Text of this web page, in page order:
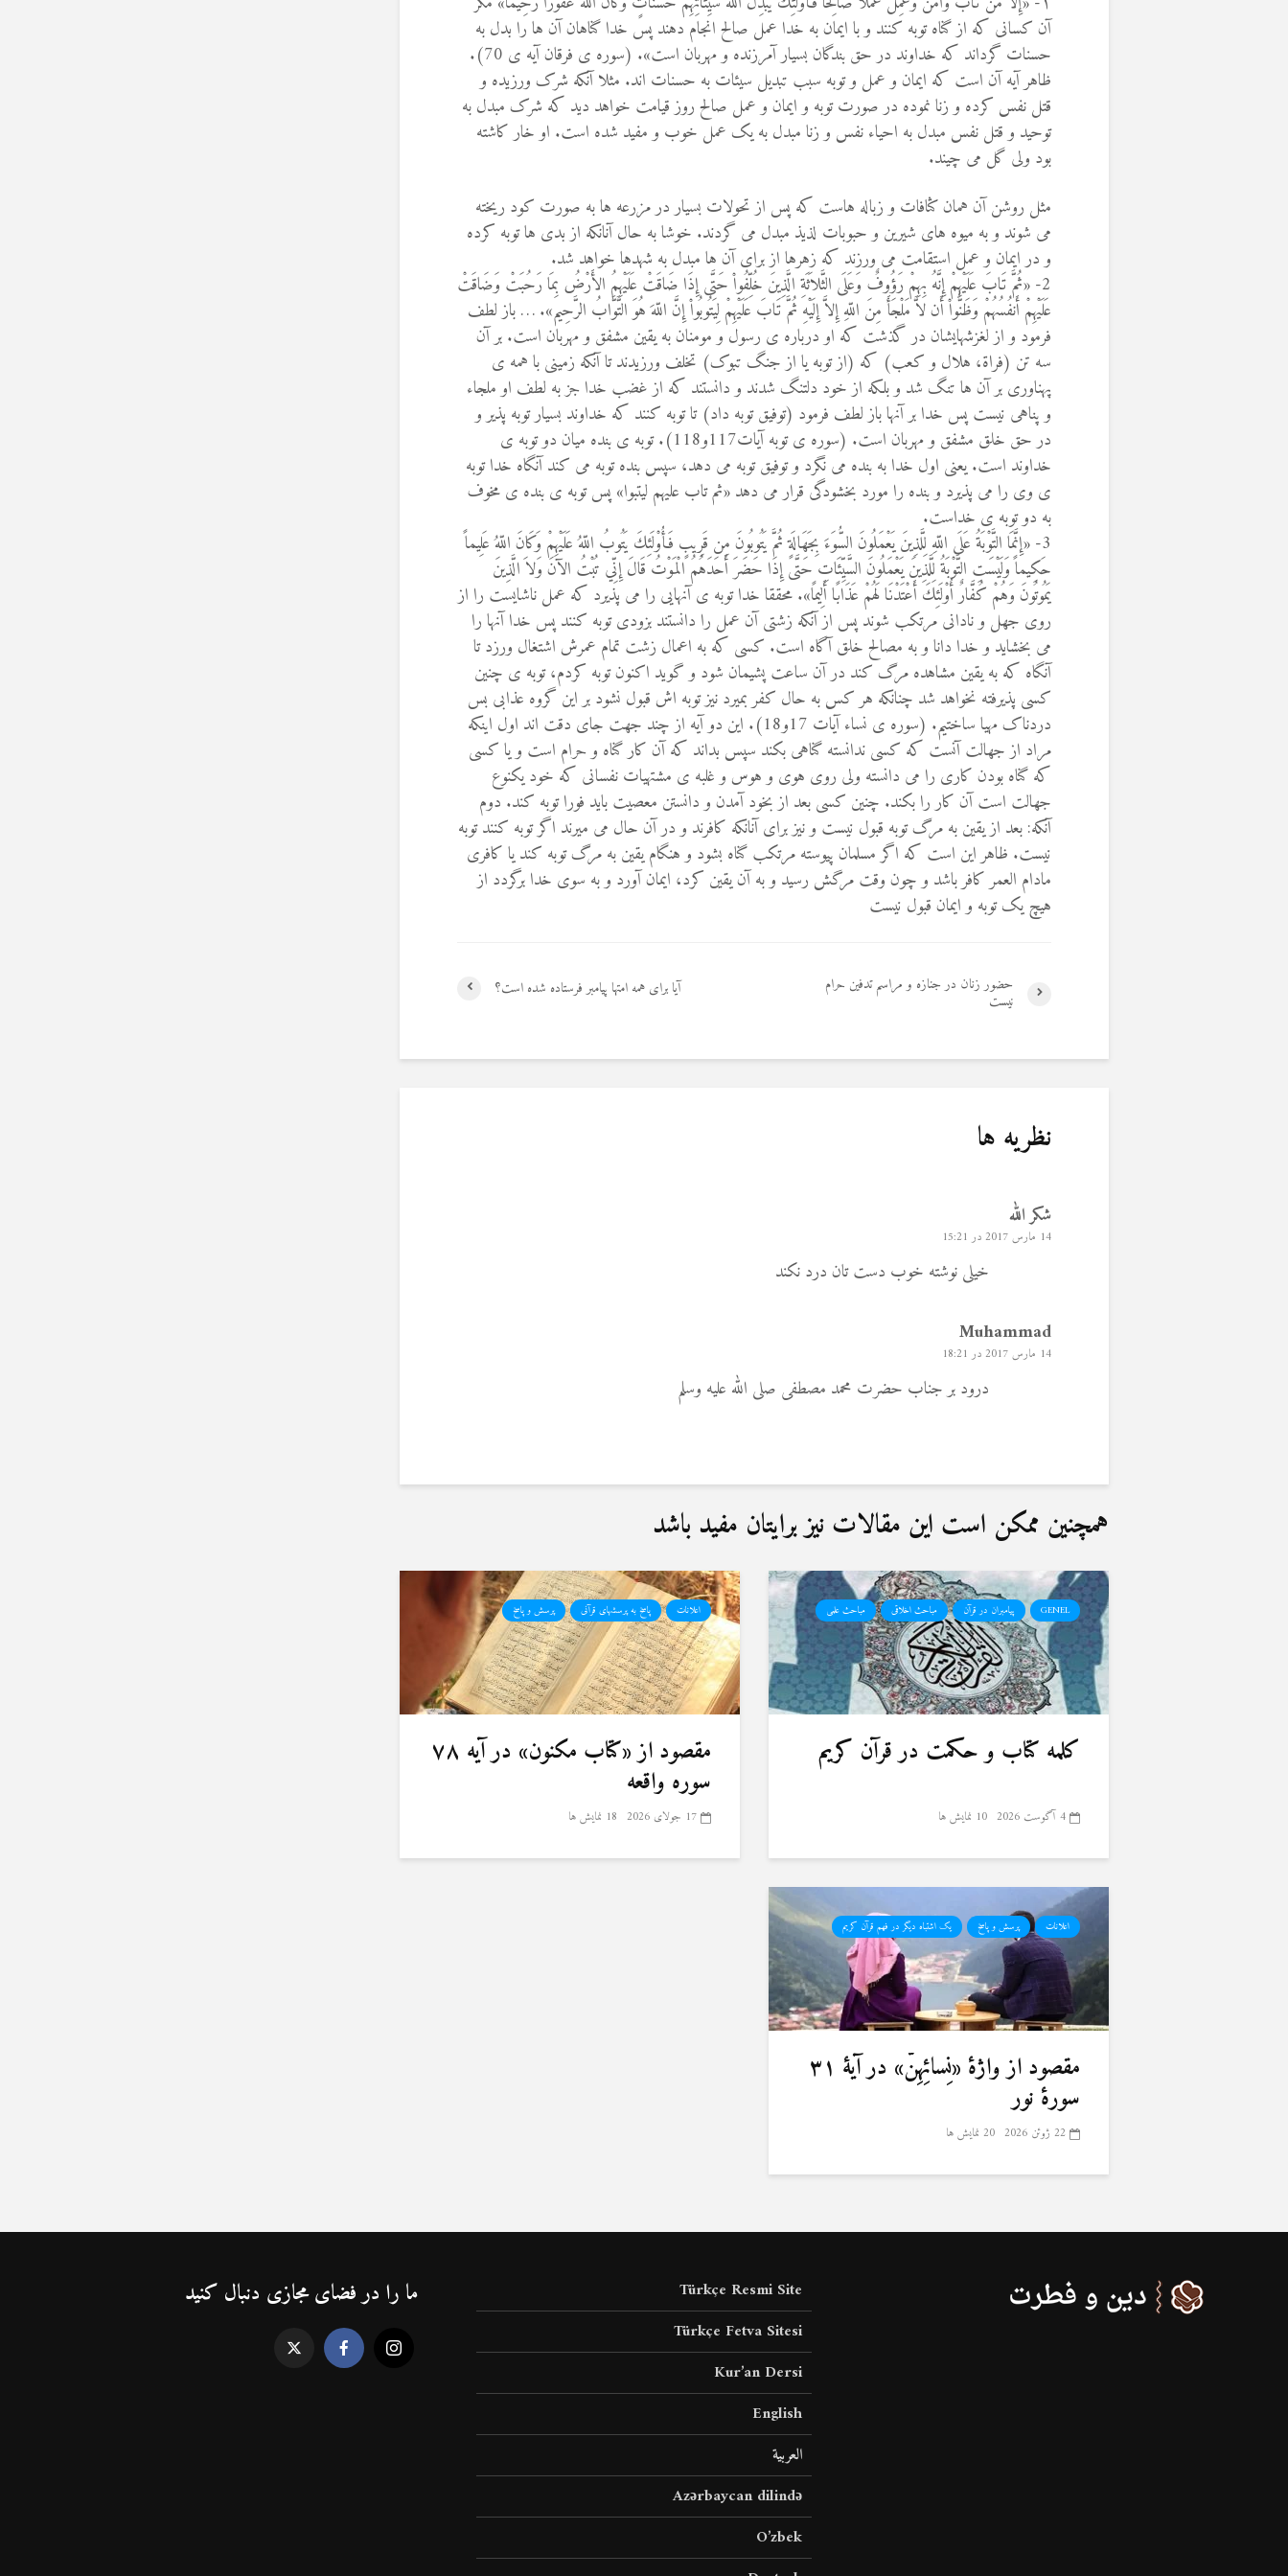
آن کسانی که از گناه توبه کنند و با ايمان به خدا عمل صالح انجام دهند پس خدا گناهان آن ها را بدل به
حسنات گرداند که خداوند در حق بندگان بسيار آمرزنده و مهربان است». (سوره ی فرقان آيه ی 70).
ظاهر آيه آن است که ايمان و عمل و توبه سبب تبديل سيئات به حسنات اند. مثلا آنکه شرک ورزيده و
قتل نفس کرده و زنا نموده در صورت توبه و ايمان و عمل صالح روز قيامت خواهد ديد که شرک مبدل به
توحيد و قتل نفس مبدل به احياء نفس و زنا مبدل به يک عمل خوب و مفيد شده است. او خار کاشته
بود ولی گل می چيند.
مثل روشن آن همان کثافات و زباله هاست که پس از تحولات بسيار در مزرعه ها به صورت کود ريخته
می شوند و به ميوه های شيرين و حبوبات لذيذ مبدل می گردند. خوشا به حال آنانکه از بدی ها توبه کرده
و در ايمان و عمل استقامت می ورزند که زهرها از برای آن ها مبدل به شهدها خواهد شد.
2- «ثُمَّ تَابَ عَلَيْهِمْ إِنَّهُ بِهِمْ رَؤُوفٌ وَعَلَى الثَّلاَثَةِ الَّذِينَ خُلِّفُواْ حَتَّى إِذَا ضَاقَتْ عَلَيْهِمُ الأَرْضُ بِمَا رَحُبَتْ وَضَاقَتْ
عَلَيْهِمْ أَنفُسُهُمْ وَظَنُّواْ أَن لاَّ مَلْجَأَ مِنَ اللّهِ إِلاَّ إِلَيْهِ ثُمَّ تَابَ عَلَيْهِمْ لِيَتُوبُواْ إِنَّ اللّهَ هُوَ التَّوَّابُ الرَّحِيم». … باز لطف
فرمود و از لغزشهايشان در گذشت که او درباره ی رسول و مومنان به يقين مشفق و مهربان است. بر آن
سه تن (فراة، هلال و کعب) که (از توبه يا از جنگ تبوک) تخلف ورزيدند تا آنکه زمينی با همه ی
پهناوری بر آن ها تنگ شد و بلکه از خود دلتنگ شدند و دانستند که از غضب خدا جز به لطف او ملجاء
و پناهی نيست پس خدا بر آنها باز لطف فرمود (توفيق توبه داد) تا توبه کنند که خداوند بسيار توبه پذير و
در حق خلق مشفق و مهربان است. (سوره ی توبه آيات117و118). توبه ی بنده ميان دو توبه ی
خداوند است. يعنی اول خدا به بنده می نگرد و توفيق توبه می دهد، سپس بنده توبه می کند آنگاه خدا توبه
ی وی را می پذيرد و بنده را مورد بخشودگی قرار می دهد «ثم تاب عليهم ليتبوا» پس توبه ی بنده ی مخوف
به دو توبه ی خداست.
3- «إِنَّمَا التَّوْبَةُ عَلَى اللّهِ لِلَّذِينَ يَعْمَلُونَ السُّوَءَ بِجَهَالَةٍ ثُمَّ يَتُوبُونَ مِن قَرِيبٍ فَأُوْلَئِكَ يَتُوبُ اللّهُ عَلَيْهِمْ وَكَانَ اللّهُ عَلِيماً
حَكِيماً وَلَيْسَتِ التَّوْبَةُ لِلَّذِينَ يَعْمَلُونَ السَّيِّئَاتِ حَتَّى إِذَا حَضَرَ أَحَدَهُمُ الْمَوْتُ قَالَ إِنِّي تُبْتُ الآنَ وَلاَ الَّذِينَ
يَمُوتُونَ وَهُمْ كُفَّارٌ أُوْلَئِكَ أَعْتَدْنَا لَهُمْ عَذَابًا أَلِيمًا». محققا خدا توبه ی آنهايی را می پذيرد که عمل ناشايست را از
روی جهل و نادانی مرتکب شوند پس از آنکه زشتی آن عمل را دانستند بزودی توبه کنند پس خدا آنها را
می بخشايد و خدا دانا و به مصالح خلق آگاه است. کسی که به اعمال زشت تمام عمرش اشتغال ورزد تا
آنگاه که به يقين مشاهده مرگ کند در آن ساعت پشيمان شود و گويد اکنون توبه کردم، توبه ی چنين
کسی پذيرفته نخواهد شد چنانکه هر کس به حال کفر بميرد نيز توبه اش قبول نشود بر اين گروه عذابی بس
دردناک مهيا ساختيم. (سوره ی نساء آيات 17و18). اين دو آيه از چند جهت جای دقت اند اول اينکه
مراد از جهالت آنست که کسی ندانسته گناهی بکند سپس بداند که آن کار گناه و حرام است و يا کسی
که گناه بودن کاری را می دانسته ولی روی هوی و هوس و غلبه ی مشتهيات نفسانی که خود يکنوع
جهالت است آن کار را بکند. چنين کسی بعد از بخود آمدن و دانستن معصيت بايد فورا توبه کند. دوم
آنکه: بعد از يقين به مرگ توبه قبول نيست و نيز برای آنانکه کافرند و در آن حال می ميرند اگر توبه کنند توبه
نيست. ظاهر اين است که اگر مسلمان پيوسته مرتکب گناه بشود و هنگام يقين به مرگ توبه کند يا کافری
مادام العمر کافر باشد و چون وقت مرگش رسيد و به آن يقين کرد، ايمان آورد و به سوی خدا برگردد از
هيچ يک توبه و ايمان قبول نيست
آیا برای همه امتها پیامبر فرستاده شده است؟ حضور زنان در جنازه و مراسم تدفین حرام
نیست
نظریه ها
شکر الله
14 مارس 2017 در 15:21
خیلی نوشته خوب دست تان درد نکند
Muhammad
14 مارس 2017 در 18:21
درود بر جناب حضرت محمد مصطفی صلی الله علیه وسلم
همچنین ممکن است این مقالات نیز برایتان مفید باشد
GENEL پیامبران در قرآن مباحث اخلاقی مباحث علمی
کلمه کتاب و حکمت در قرآن کریم
4 آگوست 2026 10 نمایش ها
اعلانات پاسخ به پرسشهای قرآنی پرسش و پاسخ
مقصود از «کتاب مکنون» در آیه ۷۸
سوره واقعه
17 جولای 2026 18 نمایش ها
اعلانات پرسش و پاسخ یک اشتباه دیگر در فهم قرآن کریم
مقصود از واژهٔ «نِسائِهِنَّ» در آیهٔ ۳۱
سورهٔ نور
22 ژوئن 2026 20 نمایش ها
Türkçe Resmi Site
Türkçe Fetva Sitesi
Kur’an Dersi
English
العربية
Azərbaycan dilində
O’zbek
ما را در فضای مجازی دنبال کنید